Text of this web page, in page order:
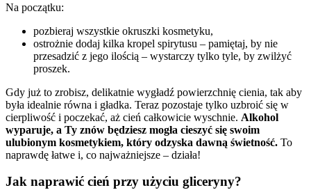
Na początku:
pozbieraj wszystkie okruszki kosmetyku,
ostrożnie dodaj kilka kropel spirytusu – pamiętaj, by nie
przesadzić z jego ilością – wystarczy tylko tyle, by zwilżyć
proszek.
Gdy już to zrobisz, delikatnie wygładź powierzchnię cienia, tak aby
była idealnie równa i gładka. Teraz pozostaje tylko uzbroić się w
cierpliwość i poczekać, aż cień całkowicie wyschnie. Alkohol
wyparuje, a Ty znów będziesz mogła cieszyć się swoim
ulubionym kosmetykiem, który odzyska dawną świetność. To
naprawdę łatwe i, co najważniejsze – działa!
Jak naprawić cień przy użyciu gliceryny?